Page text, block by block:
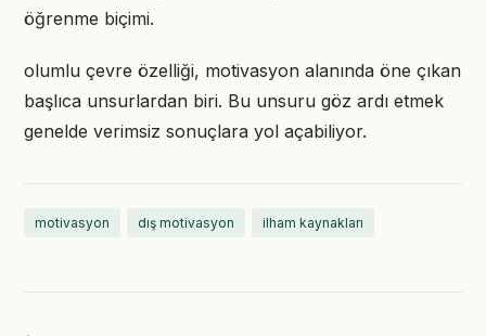
öğrenme biçimi.
olumlu çevre özelliği, motivasyon alanında öne çıkan
başlıca unsurlardan biri. Bu unsuru göz ardı etmek
genelde verimsiz sonuçlara yol açabiliyor.
motivasyon dış motivasyon ilham kaynakları